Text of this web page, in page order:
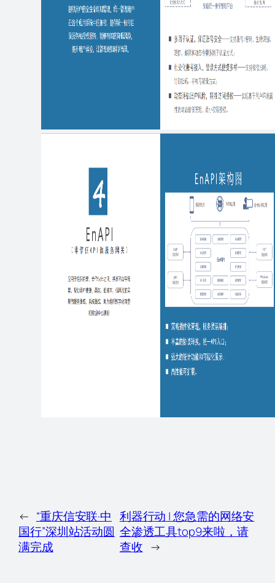
← “重庆信安联·中
国行”深圳站活动圆
满完成
利器行动 | 您急需的网络安
全渗透工具top9来啦，请
查收 →